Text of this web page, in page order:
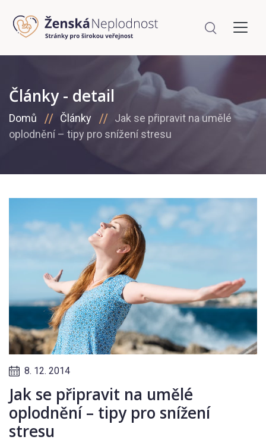
Články - detail
Domů Články
Jak se připravit na umělé
oplodnění – tipy pro snížení stresu
8. 12. 2014
Jak se připravit na umělé
oplodnění – tipy pro snížení
stresu